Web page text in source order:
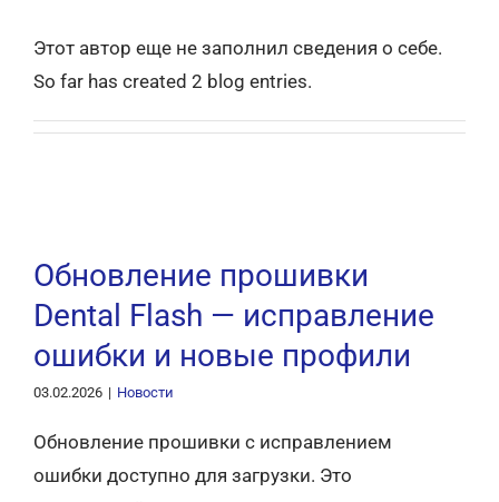
Этот автор еще не заполнил сведения о себе.
So far has created 2 blog entries.
Обновление прошивки
Dental Flash — исправление
ошибки и новые профили
03.02.2026 | Новости
Обновление прошивки с исправлением
ошибки доступно для загрузки. Это